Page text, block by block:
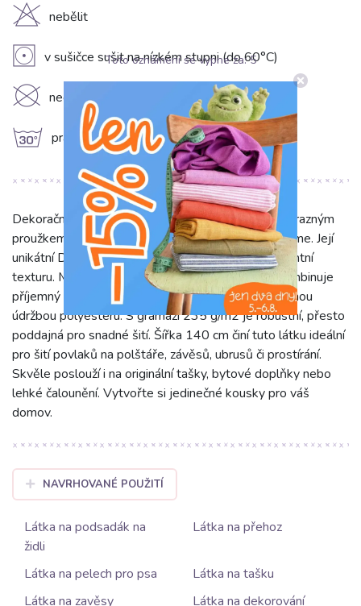
H nebělit
V v sušičce sušit na nízkém stupni (do 60°C)
K nečistit chemicky
g prát na 30°C
Dekorační látka DOBBY Colored stripe fuchsia s výrazným
proužkem a sytou fuchsiovou barvou okamžitě zaujme. Její
unikátní DOBBY vazba dodává látce jemnou, elegantní
texturu. Materiál 75% bavlna a 25% polyester kombinuje
příjemný omak bavlny s pevností, odolností a snadnou
údržbou polyesteru. S gramáží 235 g/m2 je robustní, přesto
poddajná pro snadné šití. Šířka 140 cm činí tuto látku ideální
pro šití povlaků na polštáře, závěsů, ubrusů či prostírání.
Skvěle poslouží i na originální tašky, bytové doplňky nebo
lehké čalounění. Vytvořte si jedinečné kousky pro váš
domov.
NAVRHOVANÉ POUŽITÍ
Látka na podsadák na
židli
Látka na přehoz
Látka na pelech pro psa
Látka na tašku
Látka na zavěsy
Látka na dekorování
Toto oznámení se vypne za:5